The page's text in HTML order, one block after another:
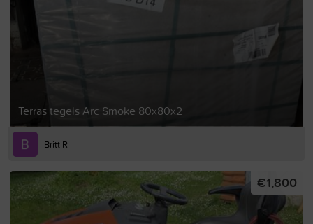
Terras tegels Arc Smoke 80x80x2
Britt R
€1,800